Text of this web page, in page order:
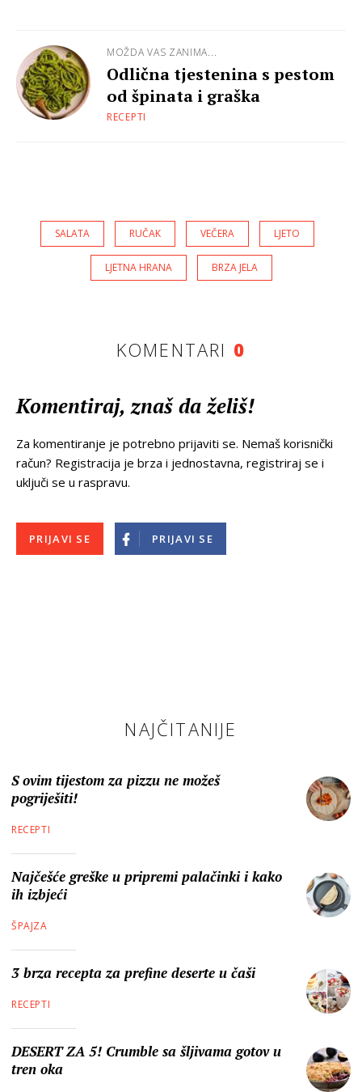
MOŽDA VAS ZANIMA...
Odlična tjestenina s pestom
od špinata i graška
RECEPTI
SALATA RUČAK VEČERA LJETO
LJETNA HRANA BRZA JELA
KOMENTARI 0
Komentiraj, znaš da želiš!
Za komentiranje je potrebno prijaviti se. Nemaš korisnički
račun? Registracija je brza i jednostavna, registriraj se i
uključi se u raspravu.
PRIJAVI SE PRIJAVI SE
NAJČITANIJE
S ovim tijestom za pizzu ne možeš
pogriješiti!
RECEPTI
Najčešće greške u pripremi palačinki i kako
ih izbjeći
ŠPAJZA
3 brza recepta za prefine deserte u čaši
RECEPTI
DESERT ZA 5! Crumble sa šljivama gotov u
tren oka